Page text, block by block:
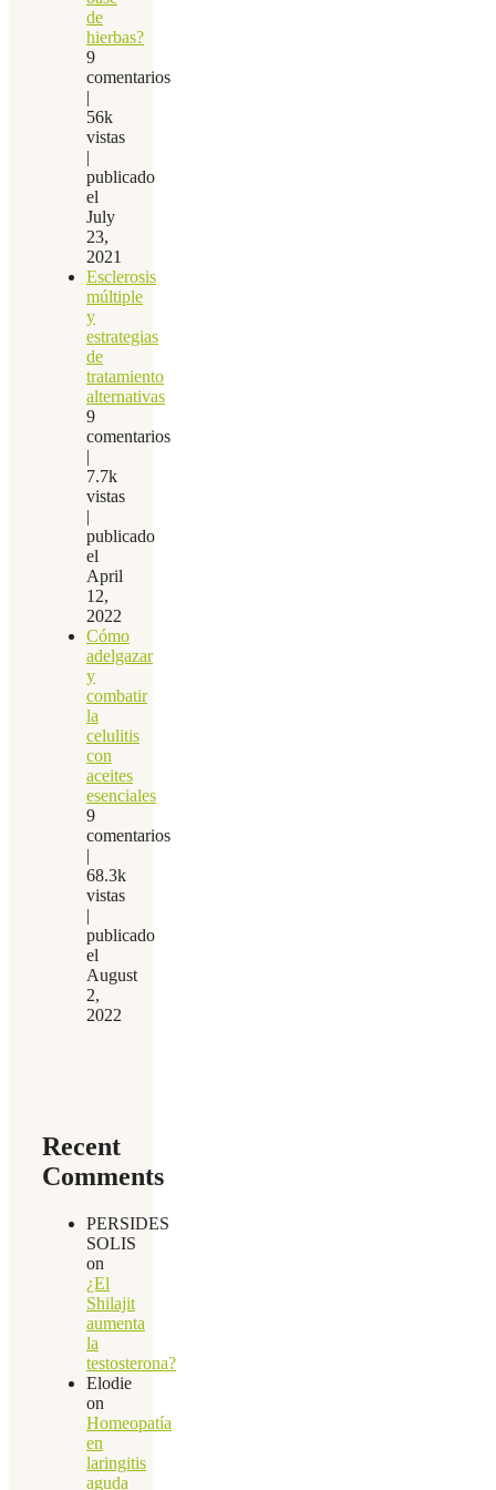
de
hierbas?
9
comentarios
|
56k
vistas
|
publicado
el
July
23,
2021
Esclerosis
múltiple
y
estrategias
de
tratamiento
alternativas
9
comentarios
|
7.7k
vistas
|
publicado
el
April
12,
2022
Cómo
adelgazar
y
combatir
la
celulitis
con
aceites
esenciales
9
comentarios
|
68.3k
vistas
|
publicado
el
August
2,
2022
Recent
Comments
PERSIDES
SOLIS
on
¿El
Shilajit
aumenta
la
testosterona?
Elodie
on
Homeopatía
en
laringitis
aguda